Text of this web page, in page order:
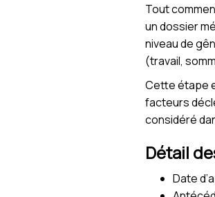
Tout
un dossier
niveau de
(travail,
Cette étape
facteurs
considéré
Détail
Date